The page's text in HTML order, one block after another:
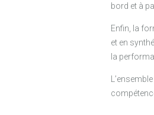
bord et à
Enfin, la
et en
la